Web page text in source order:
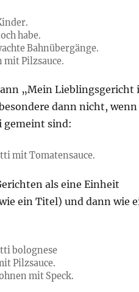
habe.
Bahnübergänge.
mit Pilzsauce.
„Mein Lieblingsgericht
dann nicht,
gemeint sind:
mit Tomatensauce.
als eine Einheit
ein Titel) und dann wie
bolognese
Pilzsauce.
mit Speck.